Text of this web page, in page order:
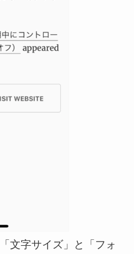
文字サイズ」と「フォ